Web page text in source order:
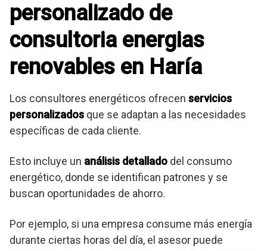
personalizado de
consultoria energias
renovables en Haría
Los consultores energéticos ofrecen servicios
personalizados que se adaptan a las necesidades
específicas de cada cliente.
Esto incluye un análisis detallado del consumo
energético, donde se identifican patrones y se
buscan oportunidades de ahorro.
Por ejemplo, si una empresa consume más energía
durante ciertas horas del día, el asesor puede